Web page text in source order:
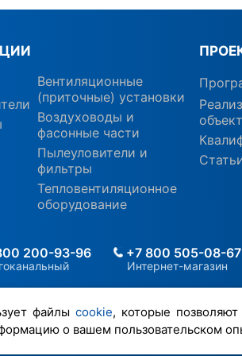
файлы cookie, которые позволяют
о вашем пользовательском
Вентиляционные
(приточные) установки
Воздуховоды и
фасонные части
Пылеуловители и
фильтры
Тепловентиляционное
оборудование
200-93-96 +7 800 505-08-67
Интернет-магазин